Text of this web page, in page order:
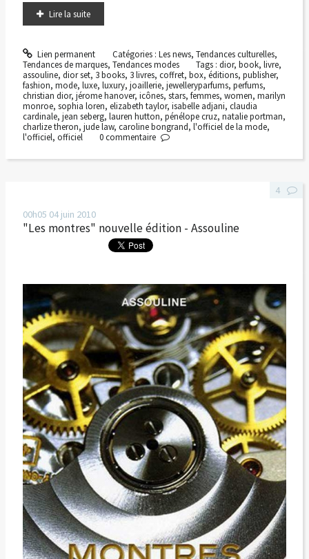
Lire la suite
Lien permanent Catégories : Les news, Tendances culturelles,
Tendances de marques, Tendances modes Tags :dior,book,livre,
assouline, dior set, 3 books, 3 livres, coffret, box, éditions, publisher,
fashion, mode, luxe, luxury, joaillerie, jewelleryparfums, perfums,
christian dior, jérome hanover, icônes, stars, femmes, women, marilyn
monroe, sophia loren, elizabeth taylor, isabelle adjani, claudia
cardinale, jean seberg, lauren hutton, pénélope cruz, natalie portman,
charlize theron, jude law, caroline bongrand, l'officiel de la mode,
l'officiel, officiel 0commentaire
00h05 04 juin 2010
"Les montres" nouvelle édition - Assouline
4